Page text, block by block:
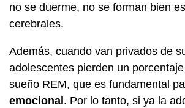
no se duerme, no se forman bien
cerebrales.
Además, cuando van privados de
adolescentes pierden un
sueño REM, que es fundamental
emocional. Por lo tanto, si ya la